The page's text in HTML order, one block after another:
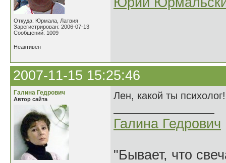
Откуда: Юрмала, Латвия
Зарегистрирован: 2006-07-13
Сообщений: 1009
Неактивен
2007-11-15 15:25:46
Галина Гедрович
Автор сайта Лен, какой ты
Галина Гедрович
"Бывает, что